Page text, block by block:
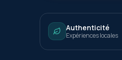
Authenticité
Expériences locales